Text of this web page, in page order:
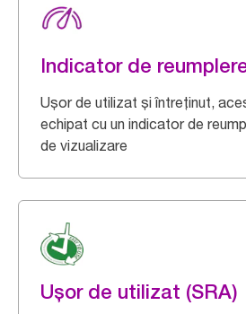
Indicator de
Ușor de utilizat și întreținut,
echipat cu un indicator de
de vizualizare
Ușor de utilizat (SRA)